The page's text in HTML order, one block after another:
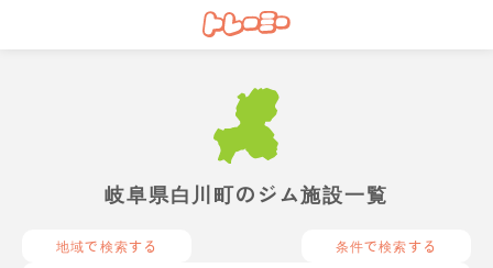
岐阜県白川町のジム施設一覧
地域で検索する 条件で検索する